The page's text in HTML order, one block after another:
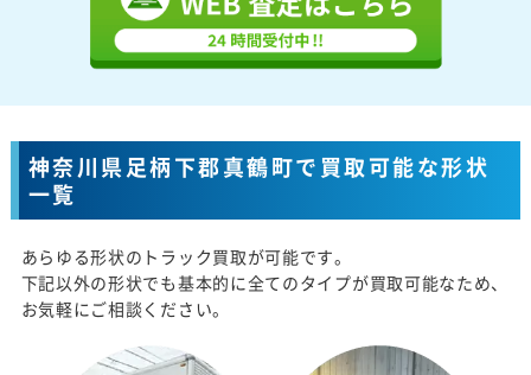
神奈川県足柄下郡真鶴町で買取可能な形状
一覧
あらゆる形状のトラック買取が可能です。
下記以外の形状でも基本的に全てのタイプが買取可能なため、
お気軽にご相談ください。